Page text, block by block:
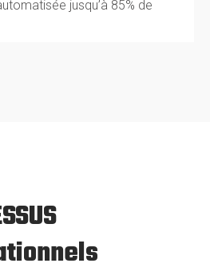
jusqu’à 85% de